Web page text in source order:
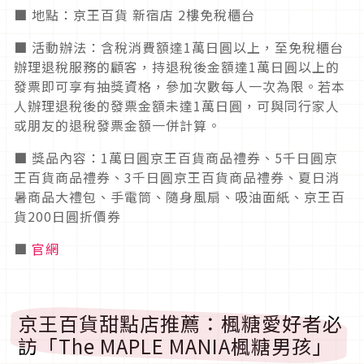
■ 地點：京王百貨 新宿店 2樓免稅櫃台
■ 活動辦法：含稅消費額達1萬日圓以上，至免稅櫃台
辦理退稅服務的顧客，持退稅後金額達1萬日圓以上的
發票即可享有抽獎資格，參加次數每人一次為限。若本
人辦理退稅後的發票金額未達1萬日圓，可與同行家人
或朋友的退稅發票金額一併計算。
■ 獎品內容：1萬日圓京王百貨商品禮券、5千日圓京
王百貨商品禮券、3千日圓京王百貨商品禮券、夏日消
暑商品大禮包、手電筒、隨身風扇、吸油面紙、京王百
貨200日圓折價券
■ 官網
京王百貨甜點店推薦：楓糖愛好者必
訪「The MAPLE MANIA楓糖男孩」